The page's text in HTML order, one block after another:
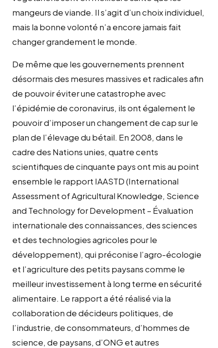
mangeurs de viande. Il s’agit d’un choix individuel,
mais la bonne volonté n’a encore jamais fait
changer grandement le monde.
De même que les gouvernements prennent
désormais des mesures massives et radicales afin
de pouvoir éviter une catastrophe avec
l’épidémie de coronavirus, ils ont également le
pouvoir d’imposer un changement de cap sur le
plan de l’élevage du bétail. En 2008, dans le
cadre des Nations unies, quatre cents
scientifiques de cinquante pays ont mis au point
ensemble le rapport IAASTD (International
Assessment of Agricultural Knowledge, Science
and Technology for Development – Évaluation
internationale des connaissances, des sciences
et des technologies agricoles pour le
développement), qui préconise l’agro-écologie
et l’agriculture des petits paysans comme le
meilleur investissement à long terme en sécurité
alimentaire. Le rapport a été réalisé via la
collaboration de décideurs politiques, de
l’industrie, de consommateurs, d’hommes de
science, de paysans, d’ONG et autres